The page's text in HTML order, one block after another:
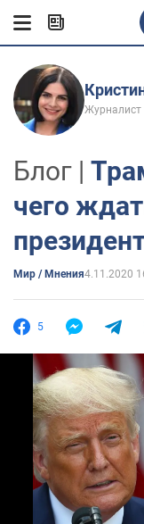
Журналист
Блог |
чего
Мир / Мнения4.11.2020
5